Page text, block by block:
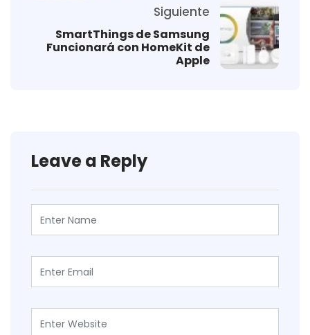
Siguiente
SmartThings de Samsung
Funcionará con HomeKit de
Apple
Leave a Reply